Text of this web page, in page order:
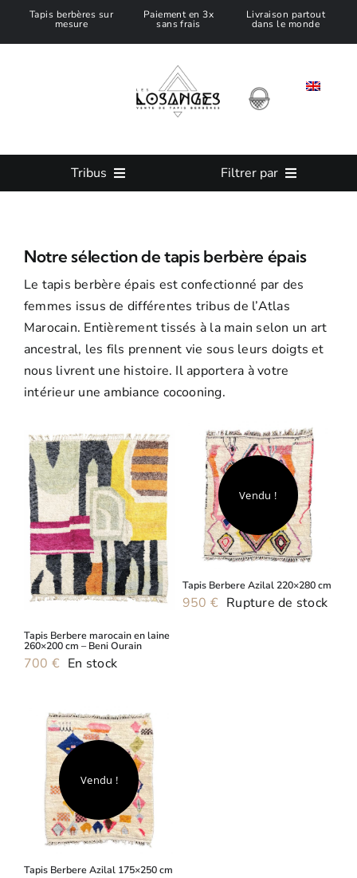
PasserTapis berbères sur
mesure
Paiement en 3x
sans frais
Livraison partout
dans le monde
Tribus
Tapis Beni Ouarain
Tapis Boucherouite
Filtrer par
Tapis sur mesure
Promos
Notre sélection de tapis berbère épais
Le tapis berbère épais est confectionné par des
femmes issus de différentes tribus de l’Atlas
Marocain. Entièrement tissés à la main selon un art
ancestral, les fils prennent vie sous leurs doigts et
nous livrent une histoire. Il apportera à votre
intérieur une ambiance cocooning.
Tapis Berbere marocain en laine
260×200 cm – Beni Ourain
700 € En stock
Vendu !
Tapis Berbere Azilal 220×280 cm
950 € Rupture de stock
Vendu !
Tapis Berbere Azilal 175×250 cm